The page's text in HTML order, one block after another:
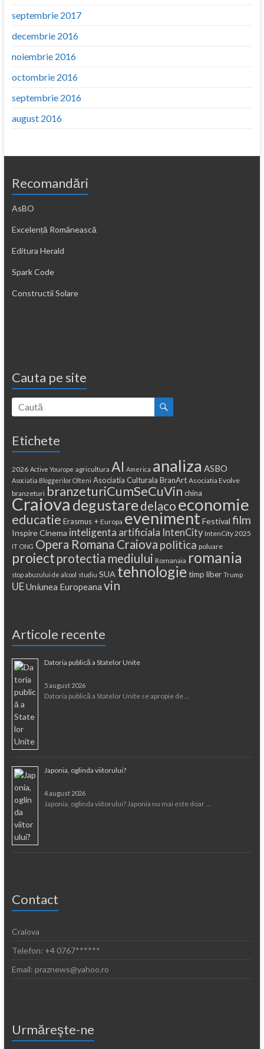
septembrie 2017
decembrie 2016
noiembrie 2016
octombrie 2016
septembrie 2016
august 2016
Recomandări
AsBO
Excelență Românească
Editura Herald
Spark Code
Constructii Solare
Cauta pe site
Etichete
2026 Active Yourope agricultura AI America analiza ASBO
Asociatia Bloggerilor Olteni Asociatia Culturala BranArt Asociatia Evolve
branzeturi branzeturiCumSeCuVin china
Craiova degustaredelaco economie
educatie Erasmus + Europa eveniment Festival film
Inspire Cinema inteligenta artificiala IntenCity IntenCity 2025
IT ONG Opera Romana Craiova politica poluare
proiect protectia mediului Romanaia romania
stop abuzului de alcool studiu SUA tehnologie timp liber Trump
UEUniunea Europeana vin
Articole recente
Datoria publică a Statelor Unite
5 august 2026
Datoria publică a Statelor Unite se apropie de …
Japonia, oglinda viitorului?
4 august 2026
Japonia, oglinda viitorului? Japonia nu mai este doar …
Contact
Craiova
Telefon: +4 0767******
Email: praznews@yahoo.ro
Urmăreşte-ne